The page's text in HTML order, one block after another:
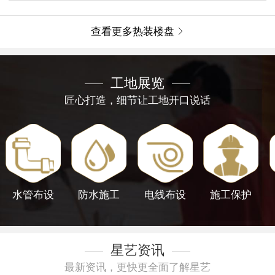
查看更多热装楼盘 
工地展览
匠心打造，细节让工地开口说话
水管布设 防水施工 电线布设 施工保护
星艺资讯
最新资讯，更快更全面了解星艺